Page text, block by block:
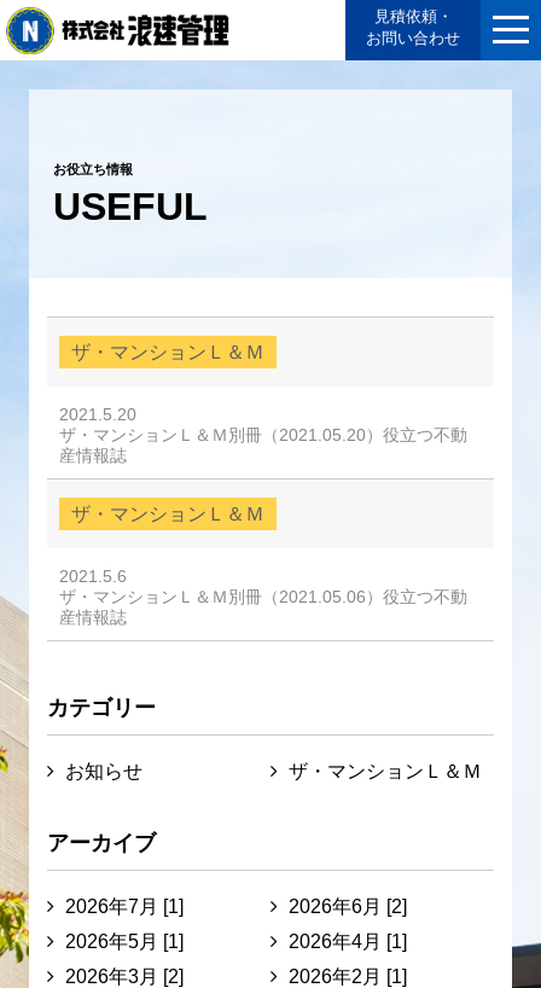
見積依頼・
お問い合わせ
お役立ち情報
USEFUL
ザ・マンションＬ＆Ｍ
2021.5.20
ザ・マンションＬ＆Ｍ別冊（2021.05.20）役立つ不動
産情報誌
ザ・マンションＬ＆Ｍ
2021.5.6
ザ・マンションＬ＆Ｍ別冊（2021.05.06）役立つ不動
産情報誌
カテゴリー
お知らせ ザ・マンションＬ＆Ｍ
アーカイブ
2026年7月 [1]
2026年6月 [2]
2026年5月 [1]
2026年4月 [1]
2026年3月 [2]
2026年2月 [1]